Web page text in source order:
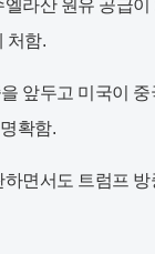
라산 원유 공급
처함.
앞두고 미국이
확함.
면서도 트럼프